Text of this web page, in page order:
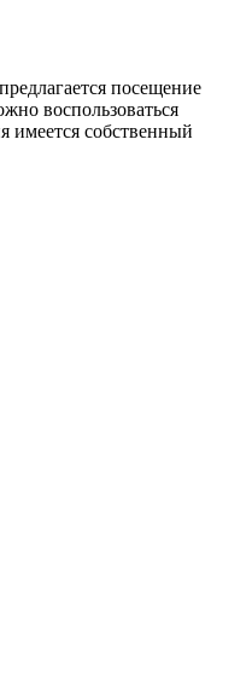
посещение
воспользоваться
имеется собственный